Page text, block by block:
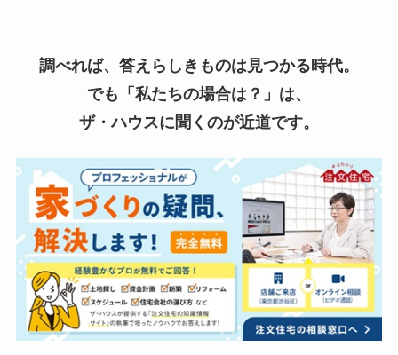
調べれば、答えらしきものは見つかる時代。
でも「私たちの場合は？」は、
ザ・ハウスに聞くのが近道です。